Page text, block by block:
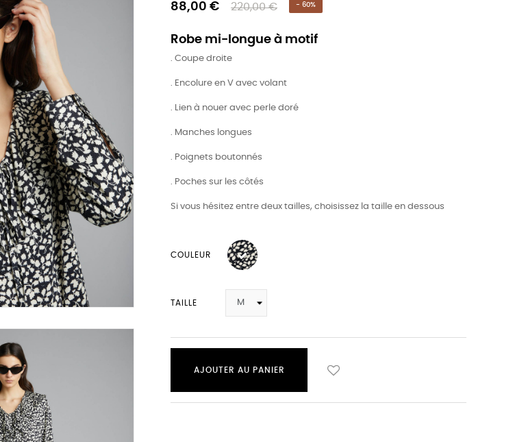
88,00 € 220,00 € - 60%
Robe mi-longue à motif
. Coupe droite
. Encolure en V avec volant
. Lien à nouer avec perle doré
. Manches longues
. Poignets boutonnés
. Poches sur les côtés
Si vous hésitez entre deux tailles, choisissez la taille en dessous
COULEUR
TAILLE
AJOUTER AU PANIER